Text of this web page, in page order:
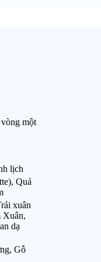
Xạ hương giúp mùi
sạch, phù hợp với
tỏa tham khảo
thường có độ hiện
trung vào đào, hoa, xạ
một
lịch
Quả
xuân
Xuân,
dạ
Gỗ